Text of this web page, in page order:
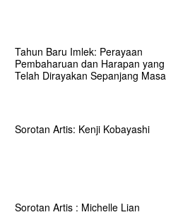
Tahun Baru Imlek: Perayaan
Pembaharuan dan Harapan yang
Telah Dirayakan Sepanjang Masa
Sorotan Artis: Kenji Kobayashi
Sorotan Artis : Michelle Lian